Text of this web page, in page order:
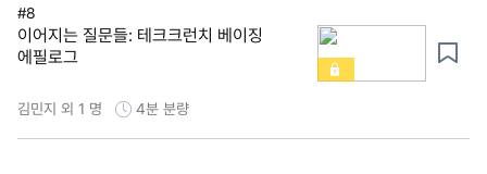
#8
이어지는 질문들: 테크크런치 베이징
에필로그
김민지 외 1 명 4분 분량